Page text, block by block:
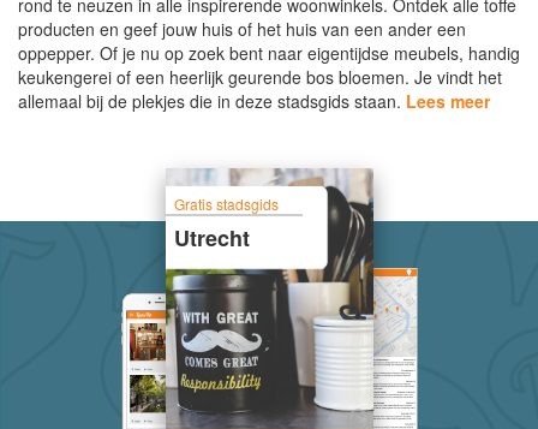
rond te neuzen in alle inspirerende woonwinkels. Ontdek alle toffe
producten en geef jouw huis of het huis van een ander een
oppepper. Of je nu op zoek bent naar eigentijdse meubels, handig
keukengerei of een heerlijk geurende bos bloemen. Je vindt het
allemaal bij de plekjes die in deze stadsgids staan. Lees meer
Gratis stadsgids
Utrecht